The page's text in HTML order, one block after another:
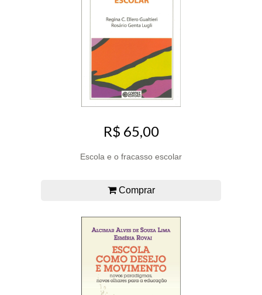
R$ 65,00
Escola e o fracasso escolar
Comprar